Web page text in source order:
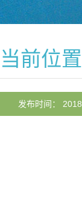
当前位置
发布时间：